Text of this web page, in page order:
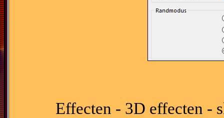
Effecten - 3D effecten -